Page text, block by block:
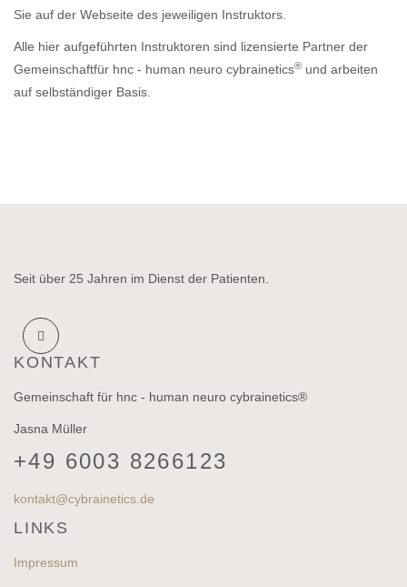
Sie auf der Webseite des jeweiligen Instruktors.
Alle hier aufgeführten Instruktoren sind lizensierte Partner der
Gemeinschaftfür hnc - human neuro cybrainetics® und arbeiten
auf selbständiger Basis.
Seit über 25 Jahren im Dienst der Patienten.
KONTAKT
Gemeinschaft für hnc - human neuro cybrainetics®
Jasna Müller
+49 6003 8266123
kontakt@cybrainetics.de
LINKS
Impressum